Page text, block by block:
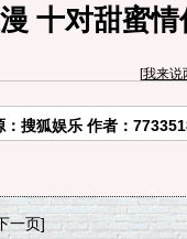
十对甜蜜
[我来说
：搜狐娱乐 作者：
一页]